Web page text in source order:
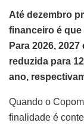
Até dezembro
financeiro é que
Para 2026,
reduzida para
ano,
Quando o
finalidade é